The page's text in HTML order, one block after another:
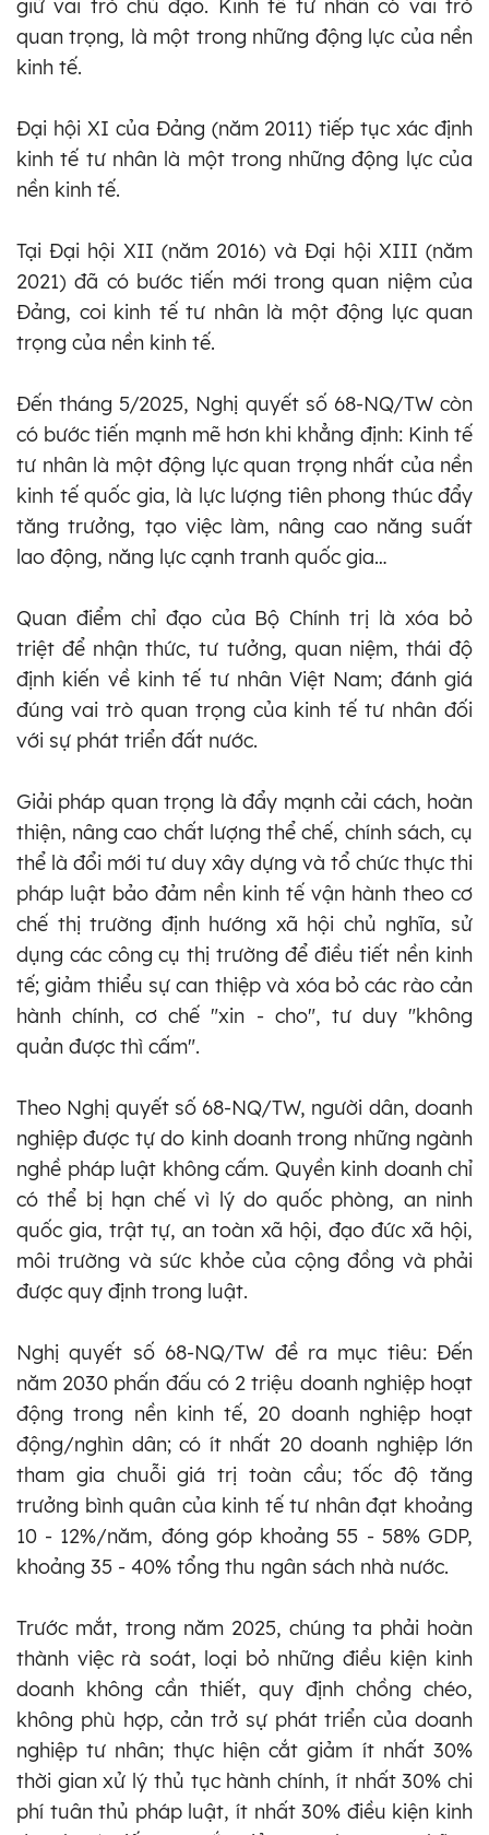
giữ vai trò chủ đạo. Kinh tế tư nhân có vai trò
quan trọng, là một trong những động lực của nền
kinh tế.
Đại hội XI của Đảng (năm 2011) tiếp tục xác định
kinh tế tư nhân là một trong những động lực của
nền kinh tế.
Tại Đại hội XII (năm 2016) và Đại hội XIII (năm
2021) đã có bước tiến mới trong quan niệm của
Đảng, coi kinh tế tư nhân là một động lực quan
trọng của nền kinh tế.
Đến tháng 5/2025, Nghị quyết số 68-NQ/TW còn
có bước tiến mạnh mẽ hơn khi khẳng định: Kinh tế
tư nhân là một động lực quan trọng nhất của nền
kinh tế quốc gia, là lực lượng tiên phong thúc đẩy
tăng trưởng, tạo việc làm, nâng cao năng suất
lao động, năng lực cạnh tranh quốc gia…
Quan điểm chỉ đạo của Bộ Chính trị là xóa bỏ
triệt để nhận thức, tư tưởng, quan niệm, thái độ
định kiến về kinh tế tư nhân Việt Nam; đánh giá
đúng vai trò quan trọng của kinh tế tư nhân đối
với sự phát triển đất nước.
Giải pháp quan trọng là đẩy mạnh cải cách, hoàn
thiện, nâng cao chất lượng thể chế, chính sách, cụ
thể là đổi mới tư duy xây dựng và tổ chức thực thi
pháp luật bảo đảm nền kinh tế vận hành theo cơ
chế thị trường định hướng xã hội chủ nghĩa, sử
dụng các công cụ thị trường để điều tiết nền kinh
tế; giảm thiểu sự can thiệp và xóa bỏ các rào cản
hành chính, cơ chế "xin - cho", tư duy "không
quản được thì cấm".
Theo Nghị quyết số 68-NQ/TW, người dân, doanh
nghiệp được tự do kinh doanh trong những ngành
nghề pháp luật không cấm. Quyền kinh doanh chỉ
có thể bị hạn chế vì lý do quốc phòng, an ninh
quốc gia, trật tự, an toàn xã hội, đạo đức xã hội,
môi trường và sức khỏe của cộng đồng và phải
được quy định trong luật.
Nghị quyết số 68-NQ/TW đề ra mục tiêu: Đến
năm 2030 phấn đấu có 2 triệu doanh nghiệp hoạt
động trong nền kinh tế, 20 doanh nghiệp hoạt
động/nghìn dân; có ít nhất 20 doanh nghiệp lớn
tham gia chuỗi giá trị toàn cầu; tốc độ tăng
trưởng bình quân của kinh tế tư nhân đạt khoảng
10 - 12%/năm, đóng góp khoảng 55 - 58% GDP,
khoảng 35 - 40% tổng thu ngân sách nhà nước.
Trước mắt, trong năm 2025, chúng ta phải hoàn
thành việc rà soát, loại bỏ những điều kiện kinh
doanh không cần thiết, quy định chồng chéo,
không phù hợp, cản trở sự phát triển của doanh
nghiệp tư nhân; thực hiện cắt giảm ít nhất 30%
thời gian xử lý thủ tục hành chính, ít nhất 30% chi
phí tuân thủ pháp luật, ít nhất 30% điều kiện kinh